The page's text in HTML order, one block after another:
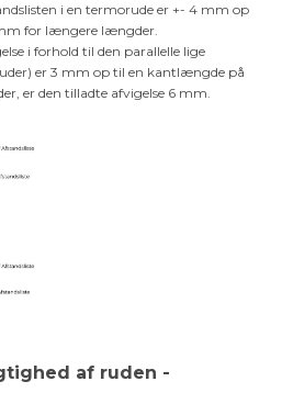
i en termorude er +- 4 mm op
for længere længder.
i forhold til den parallelle lige
er 3 mm op til en kantlængde på
er den tilladte afvigelse 6 mm.
af ruden -